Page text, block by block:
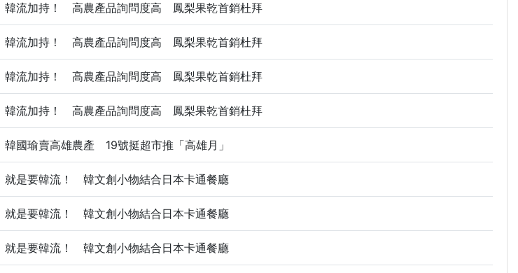
韓流加持！ 高農產品詢問度高 鳳梨果乾首銷杜拜
韓流加持！ 高農產品詢問度高 鳳梨果乾首銷杜拜
韓流加持！ 高農產品詢問度高 鳳梨果乾首銷杜拜
韓流加持！ 高農產品詢問度高 鳳梨果乾首銷杜拜
韓國瑜賣高雄農產 19號挺超市推「高雄月」
就是要韓流！ 韓文創小物結合日本卡通餐廳
就是要韓流！ 韓文創小物結合日本卡通餐廳
就是要韓流！ 韓文創小物結合日本卡通餐廳